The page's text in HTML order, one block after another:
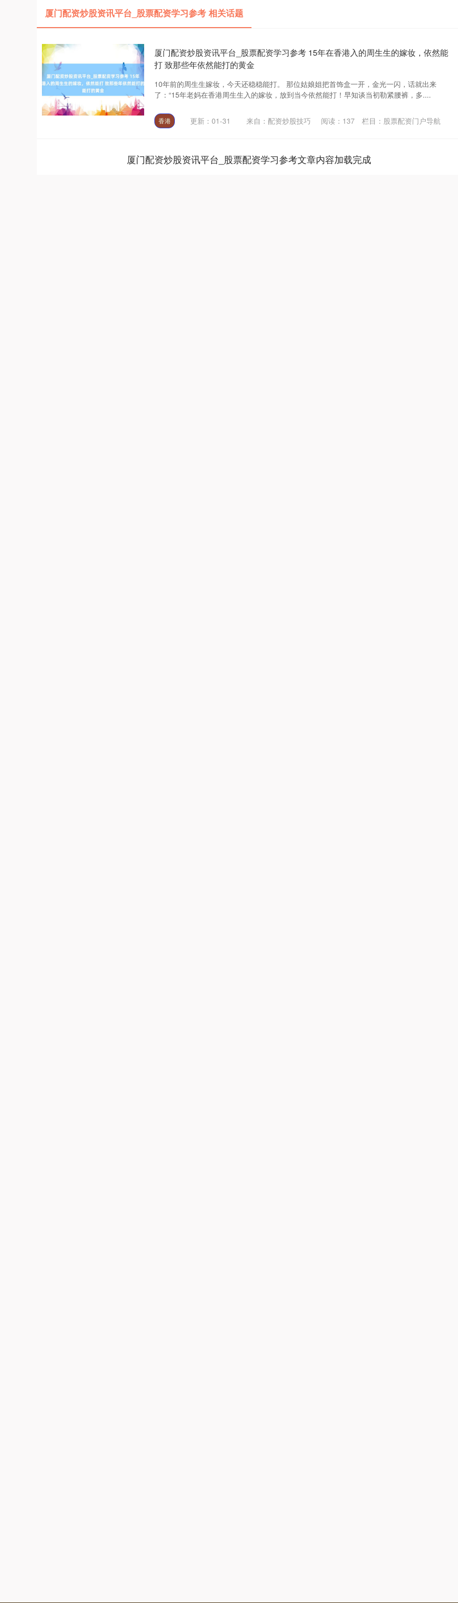
厦门配资炒股资讯平台_股票配资学习参考 相关话题
厦门配资炒股资讯平台_股票配资学习参考 15年在香港入的周生生的嫁妆，依然能
打 致那些年依然能打的黄金
10年前的周生生嫁妆，今天还稳稳能打。 那位姑娘姐把首饰盒一开，金光一闪，话就出来
了：“15年老妈在香港周生生入的嫁妆，放到当今依然能打！早知谈当初勒紧腰裤，多....
香港 更新：01-31 来自：配资炒股技巧 阅读： 137 栏目： 股票配资门户导航
厦门配资炒股资讯平台_股票配资学习参考文章内容加载完成